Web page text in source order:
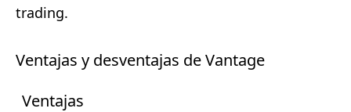
trading.
Ventajas y desventajas de Vantage
Ventajas